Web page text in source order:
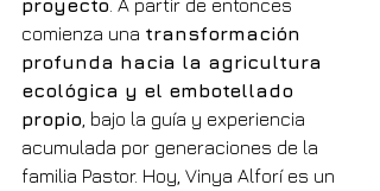
comienza una transformación
profunda hacia la agricultura
ecológica y el embotellado
propio , bajo la guía y experiencia
acumulada por generaciones de la
familia Pastor. Hoy, Vinya Alforí es un